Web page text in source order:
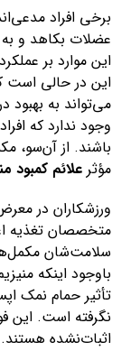
برخی افراد
عضلات بکاهد و
این موارد بر
این در حالی
می‌تواند به
وجود ندارد که
باشند. از آن‌سو،
مؤثرعلائم کمبود
ورزشکاران در معرض
متخصصان تغذیه
سلامت‌شان
باوجود اینکه
تأثیر حمام نمک
نگرفته است. این
اثبات‌نشده هستند.